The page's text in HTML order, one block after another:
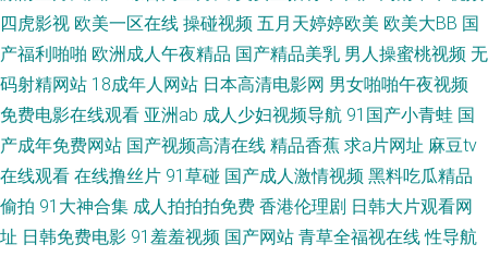
洲草逼网址 在线亚洲无毛 变态另类网 成人看片91 福利在线网址导航 久久男
人的天堂 亚洲97网 变态另类第12页 韩国福利影音先锋 激情福利社 欧美穴穴
日本操逼片 午夜福利色爱爱 伊人久久网站 91精品观看视频 韩国av无码观看
91探花国产在线 色五月激情综合网 精品一二区电影 超碰在线草久97 AB内
四虎影视 欧美一区在线 操碰视频 五月天婷婷欧美 欧美大BB 国
产福利啪啪 欧洲成人午夜精品 国产精品美乳 男人操蜜桃视频 无
码射精网站 18成年人网站 日本高清电影网 男女啪啪午夜视频
免费电影在线观看 亚洲ab 成人少妇视频导航 91国产小青蛙 国
产成年免费网站 国产视频高清在线 精品香蕉 求a片网址 麻豆tv
在线观看 在线撸丝片 91草碰 国产成人激情视频 黑料吃瓜精品
偷拍 91大神合集 成人拍拍拍免费 香港伦理剧 日韩大片观看网
址 日韩免费电影 91羞羞视频 国产网站 青草全福视在线 性导航